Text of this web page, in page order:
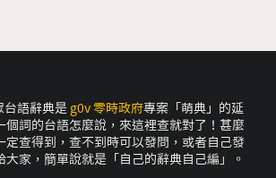
語辭典是 g0v 零時政府專案「萌典」的延
個詞的台語怎麼說，來這裡查就對了！甚麼
定查得到，查不到時可以發問，或者自己發
大家，簡單說就是「自己的辭典自己編」。